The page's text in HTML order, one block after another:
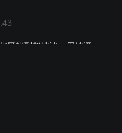
平找到赵冰冰，用她逼